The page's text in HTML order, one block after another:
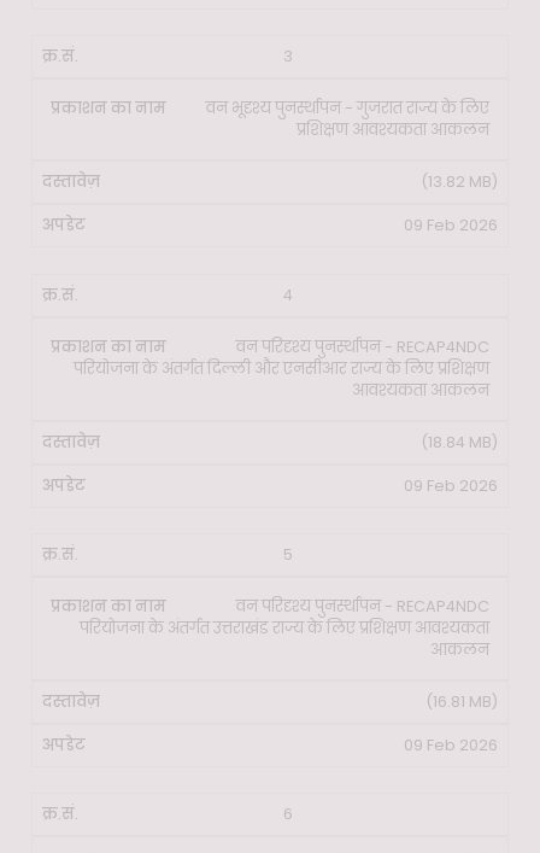
3
वन भूदृश्य पुनर्स्थापन - गुजरात राज्य के लिए
प्रशिक्षण आवश्यकता आकलन
(13.82 MB)
09 Feb 2026
4
वन परिदृश्य पुनर्स्थापन - RECAP4NDC
परियोजना के अंतर्गत दिल्ली और एनसीआर राज्य के लिए प्रशिक्षण
आवश्यकता आकलन
(18.84 MB)
09 Feb 2026
5
वन परिदृश्य पुनर्स्थापन - RECAP4NDC
परियोजना के अंतर्गत उत्तराखंड राज्य के लिए प्रशिक्षण आवश्यकता
आकलन
(16.81 MB)
09 Feb 2026
6